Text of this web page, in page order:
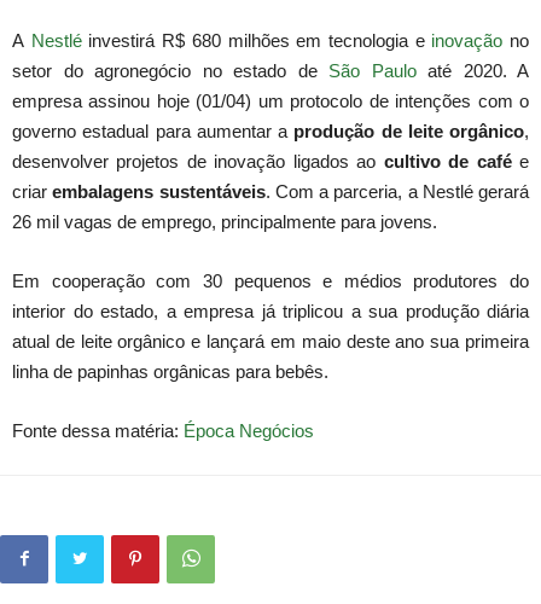
A Nestlé investirá R$ 680 milhões em tecnologia e inovação no
setor do agronegócio no estado de São Pauloaté 2020. A
empresa assinou hoje (01/04) um protocolo de intenções com o
governo estadual para aumentar a produção de leite orgânico,
desenvolver projetos de inovação ligados ao cultivo de cafée
criarembalagens sustentáveis. Com a parceria, a Nestlé gerará
26 mil vagas de emprego, principalmente para jovens.
Em cooperação com 30 pequenos e médios produtores do
interior do estado, a empresa já triplicou a sua produção diária
atual de leite orgânico e lançará em maio deste ano sua primeira
linha de papinhas orgânicas para bebês.
Fonte dessa matéria: Época Negócios